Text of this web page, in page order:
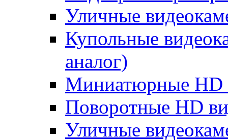
Уличные
Купольные
аналог)
Миниатюрные HD
Поворотные HD
Уличные